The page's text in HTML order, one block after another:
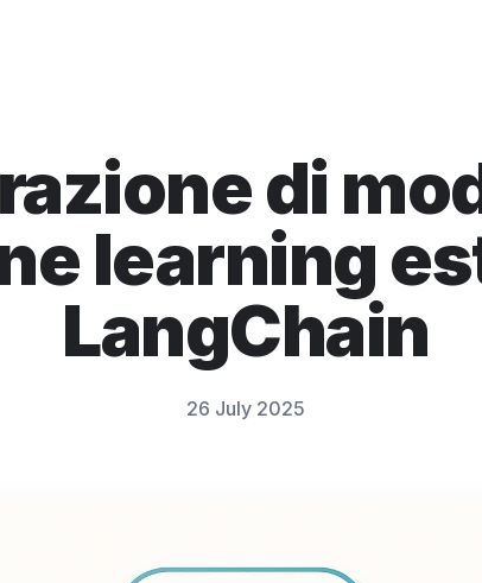
di
learning
LangChain
26 July 2025